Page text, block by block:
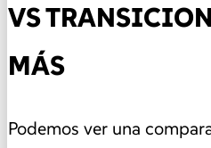
VS
MÁS
Podemos ver una